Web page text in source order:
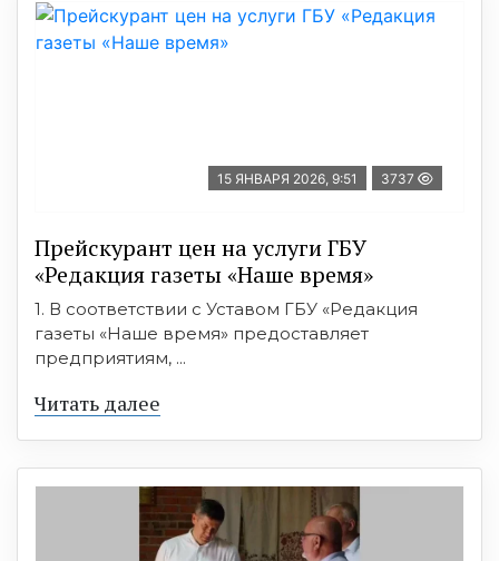
15 ЯНВАРЯ 2026, 9:51 3737
Прейскурант цен на услуги ГБУ
«Редакция газеты «Наше время»
1. В соответствии с Уставом ГБУ «Редакция
газеты «Наше время» предоставляет
предприятиям, ...
Читать далее